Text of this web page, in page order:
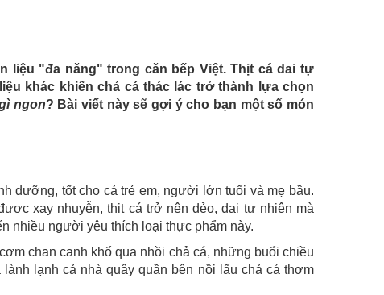
liệu "đa năng" trong căn bếp Việt. Thịt cá dai tự
khác khiến chả cá thác lác trở thành lựa chọn
ngon? Bài viết này sẽ gợi ý cho bạn một số món
dưỡng, tốt cho cả trẻ em, người lớn tuổi và mẹ bầu.
xay nhuyễn, thịt cá trở nên dẻo, dai tự nhiên mà
nhiều người yêu thích loại thực phẩm này.
chan canh khổ qua nhồi chả cá, những buổi chiều
lạnh cả nhà quây quần bên nồi lẩu chả cá thơm